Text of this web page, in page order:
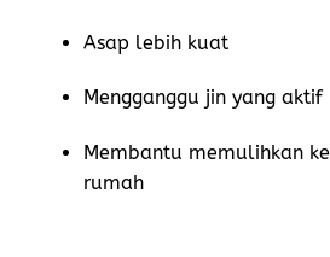
Asap lebih kuat
Mengganggu jin yang aktif
Membantu memulihkan
rumah